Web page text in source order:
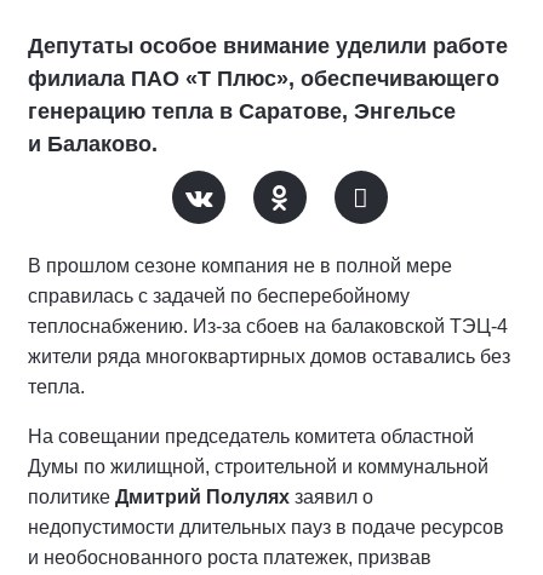
Депутаты особое внимание уделили работе
филиала ПАО «Т Плюс», обеспечивающего
генерацию тепла в Саратове, Энгельсе
и Балаково.
В прошлом сезоне компания не в полной мере
справилась с задачей по бесперебойному
теплоснабжению. Из-за сбоев на балаковской ТЭЦ-4
жители ряда многоквартирных домов оставались без
тепла.
На совещании председатель комитета областной
Думы по жилищной, строительной и коммунальной
политике Дмитрий Полулях заявил о
недопустимости длительных пауз в подаче ресурсов
и необоснованного роста платежек, призвав